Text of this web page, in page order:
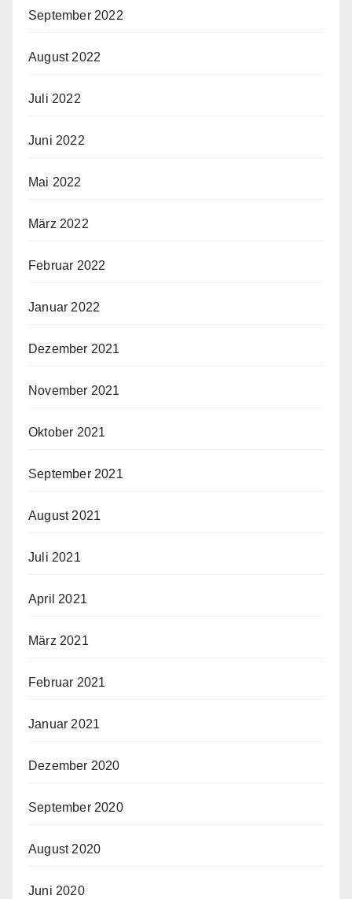
September 2022
August 2022
Juli 2022
Juni 2022
Mai 2022
März 2022
Februar 2022
Januar 2022
Dezember 2021
November 2021
Oktober 2021
September 2021
August 2021
Juli 2021
April 2021
März 2021
Februar 2021
Januar 2021
Dezember 2020
September 2020
August 2020
Juni 2020